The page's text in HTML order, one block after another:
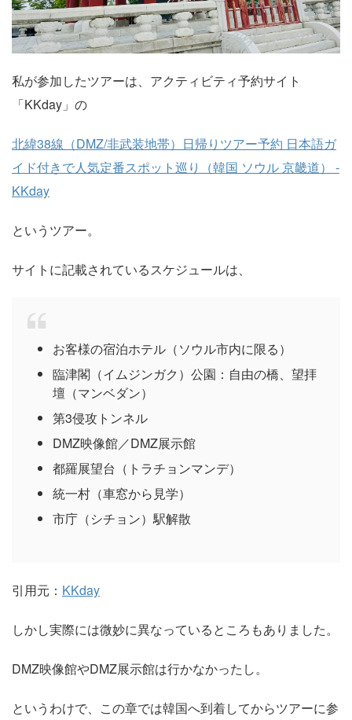
私が参加したツアーは、アクティビティ予約サイト
「KKday」の
北緯38線（DMZ/非武装地帯）日帰りツアー予約 日本語ガ
イド付きで人気定番スポット巡り（韓国 ソウル 京畿道） -
KKday
というツアー。
サイトに記載されているスケジュールは、
お客様の宿泊ホテル（ソウル市内に限る）
臨津閣（イムジンガク）公園：自由の橋、望拝
壇（マンベダン）
第3侵攻トンネル
DMZ映像館／DMZ展示館
都羅展望台（トラチョンマンデ）
統一村（車窓から見学）
市庁（シチョン）駅解散
引用元： KKday
しかし実際には微妙に異なっているところもありました。
DMZ映像館やDMZ展示館は行かなかったし。
というわけで、この章では韓国へ到着してからツアーに参